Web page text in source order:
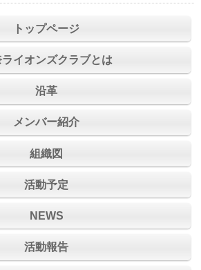
トップページ
イオンズクラブとは
沿革
メンバー紹介
組織図
活動予定
NEWS
活動報告